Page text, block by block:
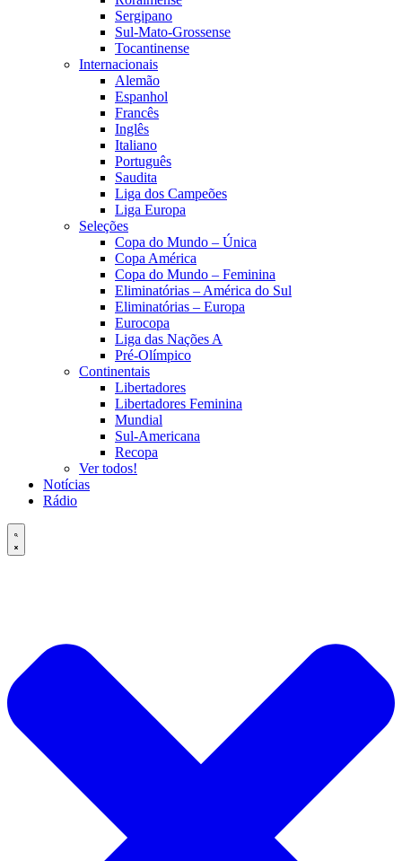
Sergipano
Sul-Mato-Grossense
Tocantinense
Internacionais
Alemão
Espanhol
Francês
Inglês
Italiano
Português
Saudita
Liga dos Campeões
Liga Europa
Seleções
Copa do Mundo – Única
Copa América
Copa do Mundo – Feminina
Eliminatórias – América do Sul
Eliminatórias – Europa
Eurocopa
Liga das Nações A
Pré-Olímpico
Continentais
Libertadores
Libertadores Feminina
Mundial
Sul-Americana
Recopa
Ver todos!
Notícias
Rádio